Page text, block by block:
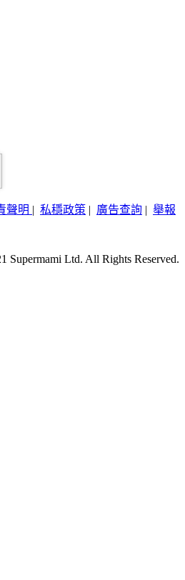
聲明 | 私穩政策 | 廣告查詢 | 舉報
Supermami Ltd. All Rights Reserved.